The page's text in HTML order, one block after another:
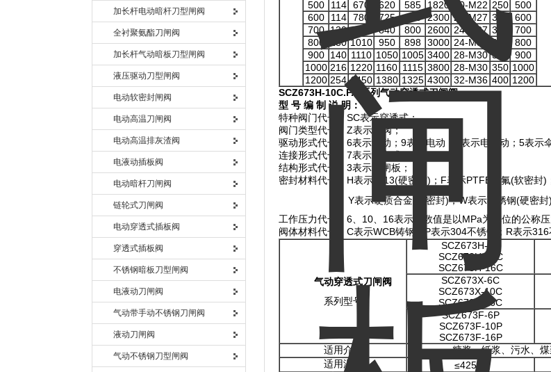
加长杆电动暗杆刀型闸阀
全衬聚氨酯刀闸阀
加长杆气动暗板刀型闸阀
液压驱动刀型闸阀
电动软密封闸阀
电动高温刀闸阀
电动高温排灰渣阀
电液动插板阀
电动暗杆刀闸阀
链轮式刀闸阀
电动穿透式插板阀
穿透式插板阀
不锈钢暗板刀型闸阀
电液动刀闸阀
气动带手动不锈钢刀闸阀
液动刀闸阀
气动不锈钢刀型闸阀
500
114 670 620 585 1820 20-M22 250 500
600
114 780 725 685 2300 20-M27 300 600
700 130 895 840 800 2600 24-M27 300 700
800
130 1010 950 898 3000 24-M30 320 800
900 140 1110 1050 1005 3400 28-M30 320 900
1000 216 1220 1160 1115 3800 28-M30 350 1000
1200 254 1450 1380 1325 4300 32-M36 400 1200
SCZ673H-10C.P.R
系列气动穿透式刀闸阀
型 号 编 制 说 明：
特种阀门代号：SC表示穿透式；
阀门类型代号：Z表示闸阀；
驱动形式代号：6表示气动；9表示电动；2表示电液动；5表示
连接形式代号：7表示对夹式；
结构形式代号：3表示单闸板；
密封材料代号：H表示Cr13(硬密封)；F表示PTFE四氟(软密封)
Y表示硬质合金(硬密封)；W表示不锈钢(硬密封)
工作压力代号：6、10、16表示其数值是以MPa为单位的公称压
阀体材料代号：C表示WCB铸钢；P表示304不锈钢；R表示316
气动穿透式刀闸阀
系列型号
SCZ673H-6C
SCZ673H-10C
SCZ673H-16C
SCZ673X-6C
SCZ673X-10C
SCZ673X-16C
SCZ673F-6P
SCZ673F-10P
SCZ673F-16P
适用介质
糖浆、纸浆、污水、
适用温度
≤425℃